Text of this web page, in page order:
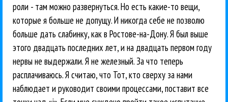
роли - там можно развернуться. Но есть какие-то вещи,
которые я больше не допущу. И никогда себе не позволю
больше дать слабинку, как в Ростове-на-Дону. Я был выше
этого двадцать последних лет, и на двадцать первом году
нервы не выдержали. Я не железный. За что теперь
расплачиваюсь. Я считаю, что Тот, кто сверху за нами
наблюдает и руководит своими процессами, поставит все